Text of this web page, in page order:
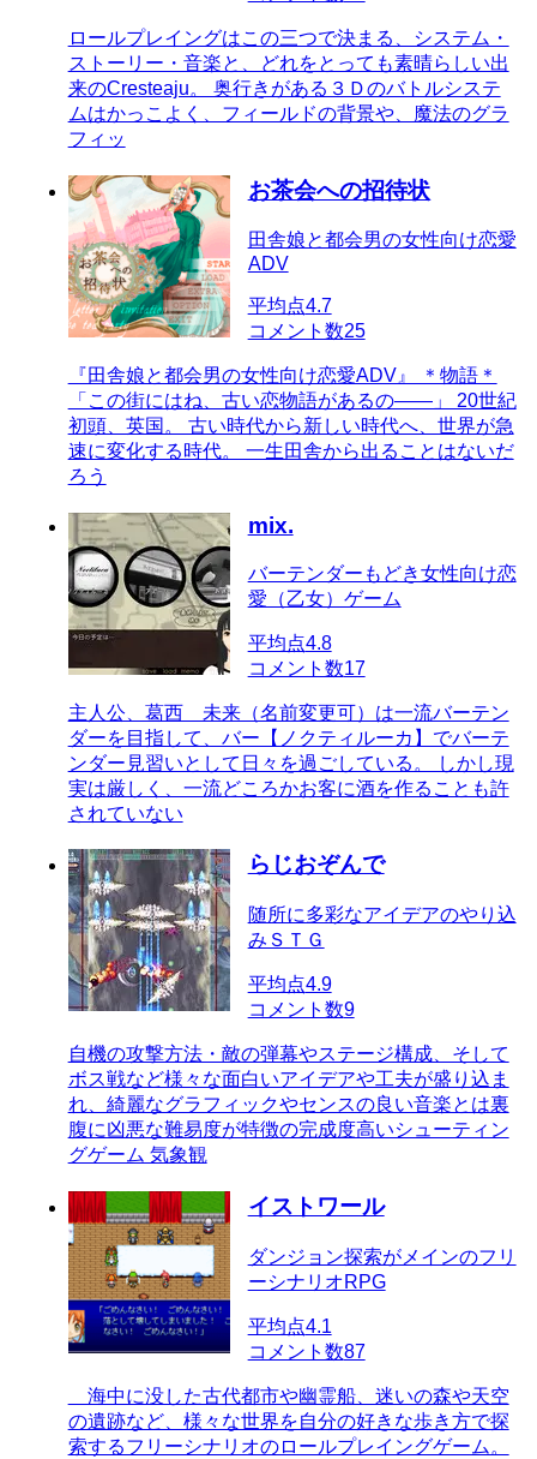
ロールプレイングはこの三つで決まる、システム・
ストーリー・音楽と、どれをとっても素晴らしい出
来のCresteaju。 奥行きがある３Ｄのバトルシステ
ムはかっこよく、フィールドの背景や、魔法のグラ
フィッ
お茶会への招待状
田舎娘と都会男の女性向け恋愛
ADV
平均点4.7
コメント数25
『田舎娘と都会男の女性向け恋愛ADV』 ＊物語＊
「この街にはね、古い恋物語があるの――」 20世紀
初頭、英国。 古い時代から新しい時代へ、世界が急
速に変化する時代。 一生田舎から出ることはないだ
ろう
mix.
バーテンダーもどき女性向け恋
愛（乙女）ゲーム
平均点4.8
コメント数17
主人公、葛西 未来（名前変更可）は一流バーテン
ダーを目指して、バー【ノクティルーカ】でバーテ
ンダー見習いとして日々を過ごしている。 しかし現
実は厳しく、一流どころかお客に酒を作ることも許
されていない
らじおぞんで
随所に多彩なアイデアのやり込
みＳＴＧ
平均点4.9
コメント数9
自機の攻撃方法・敵の弾幕やステージ構成、そして
ボス戦など様々な面白いアイデアや工夫が盛り込ま
れ、綺麗なグラフィックやセンスの良い音楽とは裏
腹に凶悪な難易度が特徴の完成度高いシューティン
グゲーム 気象観
イストワール
ダンジョン探索がメインのフリ
ーシナリオRPG
平均点4.1
コメント数87
海中に没した古代都市や幽霊船、迷いの森や天空
の遺跡など、様々な世界を自分の好きな歩き方で探
索するフリーシナリオのロールプレイングゲーム。